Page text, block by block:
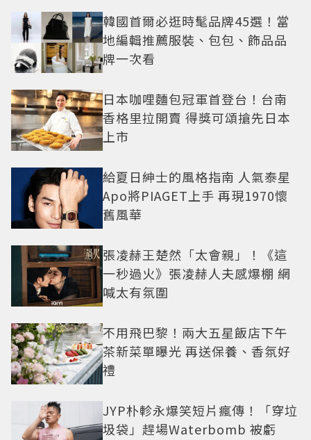
韓國首爾必逛時髦品牌45選！當
地編輯推薦服裝、包包、飾品品
牌一次看
日本咖哩麵包冠軍首登台！台南
香格里拉開賣 得獎可頌搶先日本
上市
給夏日紳士的風格指南 人氣泰星
Apo將PIAGET上手 再現1970懷
舊風華
張凌赫王楚然「太會親」！《這
一秒過火》張凌赫人夫感爆棚 網
喊太有氛圍
不用飛巴黎！兩大五星飯店下午
茶新菜單曝光 再送保養、香氛好
禮
JYP朴軫永爆笑短片瘋傳！「穿垃
圾袋」趕場Waterbomb 被虧